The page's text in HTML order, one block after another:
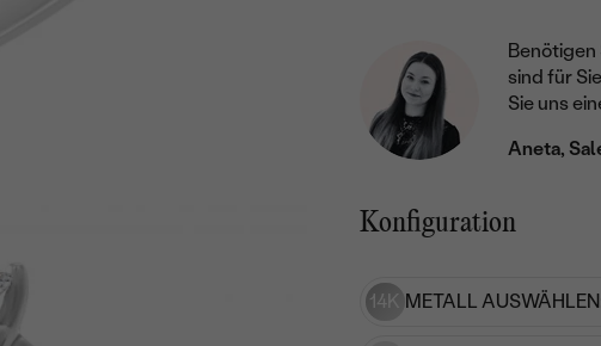
Benötigen
sind für
Sie uns
Aneta,
Konfiguration
14K METALL